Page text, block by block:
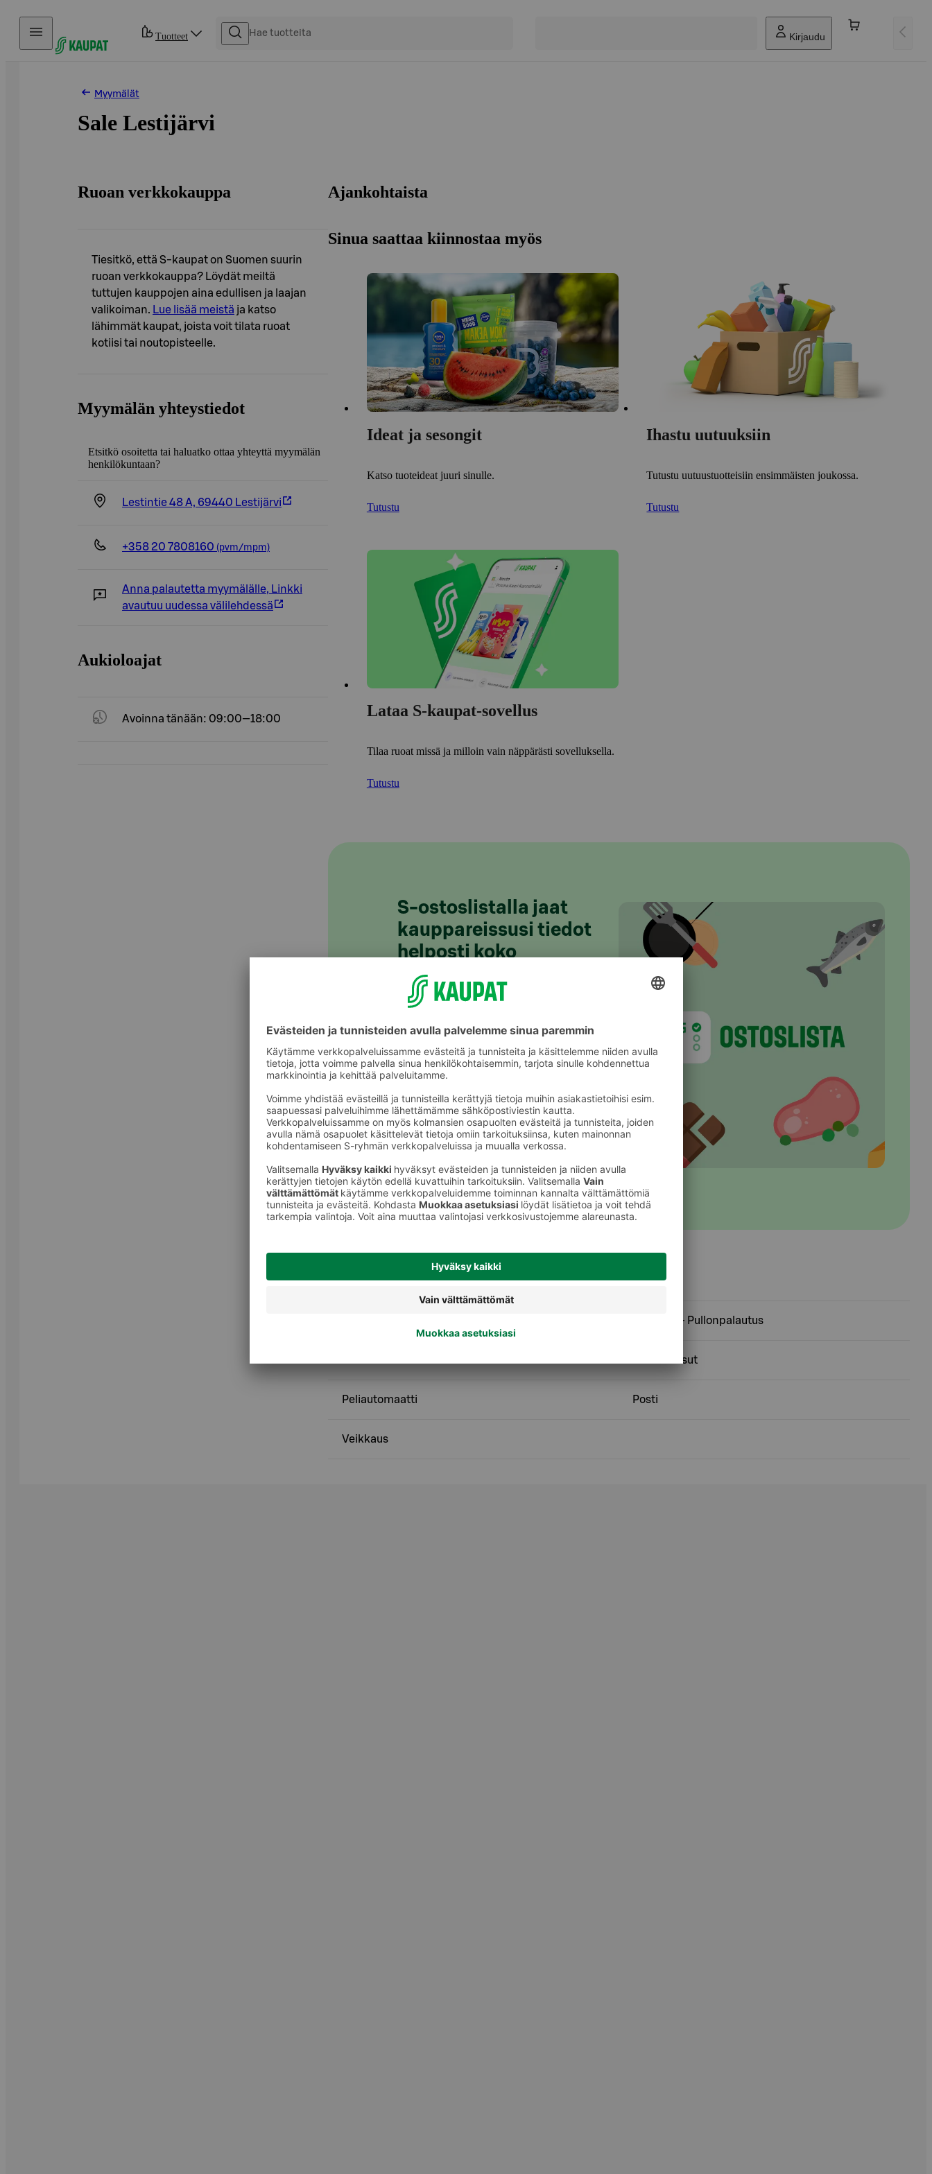
Hyppää sisältöön
Tuotteet Kirjaudu
Myymälät
Sale Lestijärvi
Ruoan verkkokauppa
Tiesitkö, että S-kaupat on Suomen suurin
ruoan verkkokauppa? Löydät meiltä
tuttujen kauppojen aina edullisen ja laajan
valikoiman. Lue lisää meistä ja katso
lähimmät kaupat, joista voit tilata ruoat
kotiisi tai noutopisteelle.
Myymälän yhteystiedot
Etsitkö osoitetta tai haluatko ottaa yhteyttä myymälän
henkilökuntaan?
Lestintie 48 A, 69440 Lestijärvi
+358 20 7808160 (pvm/mpm)
Anna palautetta myymälälle, Linkki
avautuu uudessa välilehdessä
Aukioloajat
Avoinna tänään: 09:00—18:00
Ajankohtaista
Sinua saattaa kiinnostaa myös
Ideat ja sesongit
Katso tuoteideat juuri sinulle.
Tutustu
Ihastu uutuuksiin
Tutustu uutuustuotteisiin ensimmäisten joukossa.
Tutustu
Lataa S-kaupat-sovellus
Tilaa ruoat missä ja milloin vain näppärästi sovelluksella.
Tutustu
S-ostoslistalla jaat
kauppareissusi tiedot
helposti koko
perheelle
S-ostoslista-sovelluksesta löydät nyt
kaikki S-ryhmän myymälät, niiden
rakentaa ostoslistan kätevästi
sovelluksessa ja jakaa sen
perheenjäsenille täydennettäväksi.
S-kaupat-ruokaverkkokaupassa voit
tehdä ostoslistasitäälläja tilata ruoat
Lataa S-ostoslista-sovellus
Ekopiste - Pullonpalautus
Nestekaasut
Peliautomaatti Posti
Veikkaus